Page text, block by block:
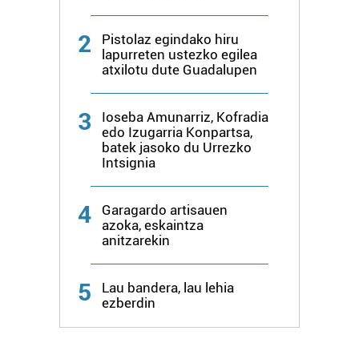
2
Pistolaz egindako hiru
lapurreten ustezko egilea
atxilotu dute Guadalupen
3
Ioseba Amunarriz, Kofradia
edo Izugarria Konpartsa,
batek jasoko du Urrezko
Intsignia
4
Garagardo artisauen
azoka, eskaintza
anitzarekin
5
Lau bandera, lau lehia
ezberdin